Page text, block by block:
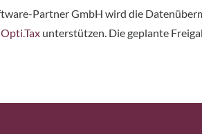
Partner GmbH wird die
Opti.Tax unterstützen. Die geplante